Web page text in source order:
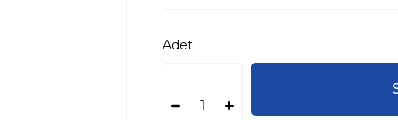
Adet